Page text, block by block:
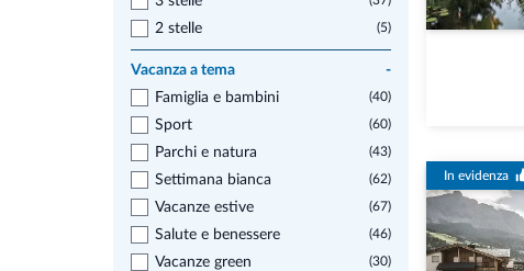
2 stelle (5)
Vacanza a tema
-
Famiglia e bambini
(40)
Sport (60)
Parchi e natura (43)
Settimana bianca (62)
Vacanze estive (67)
Salute e benessere (46)
Vacanze green (30)
In evidenza